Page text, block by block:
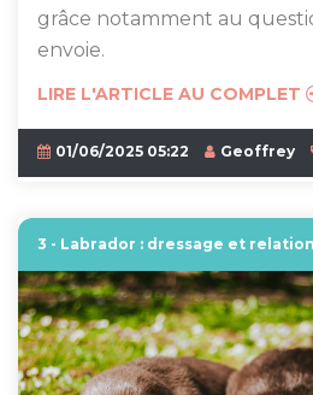
grâce notamment au
envoie.
LIRE L'ARTICLE AU COMPLET
01/06/2025 05:22 Geoffrey
3 - Labrador : dressage et